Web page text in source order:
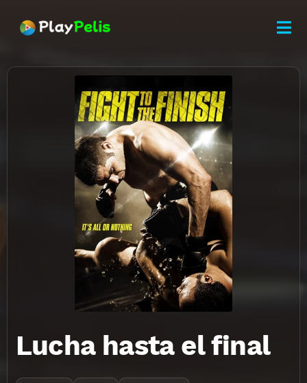
Lucha hasta el final